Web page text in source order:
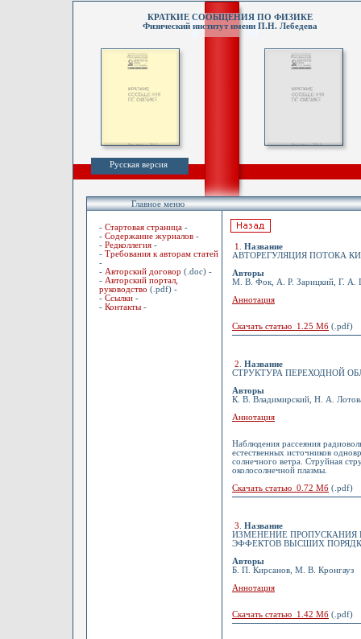
КРАТКИЕ СООБЩЕНИЯ ПО ФИЗИКЕ
Физический институт имени П.Н. Лебедева
Русская версия
Главное меню
- Стартовая страница -
- Содержание журналов -
- Редколлегия -
- Требования к авторам статей
-
- Авторский договор (.doc) -
- Авторский портал,
руководство (.pdf) -
- Ссылки -
- Контакты -
1
Название
АВТОРЕГУЛЯЦИЯ ПОТОКА
Авторы
М. В. Фок, А. Р. Зарицкий, Г. А.
Аннотация
Скачать статью 1.25 Мб (.pdf)
2
Название
СТРУКТУРА ПЕРЕХОДНОЙ
Авторы
К. В. Владимирский, Н. А.
Аннотация
Наблюдения рассеяния
естественных источников
солнечного ветра. Струйная
околосолнечной плазмы.
Скачать статью 0.72 Мб (.pdf)
3
Название
ИЗМЕНЕНИЕ ПРОПУСКАНИЯ
ЭФФЕКТОВ ВЫСШИХ
Авторы
Б. П. Кирсанов, М. В. Кронгауз
Аннотация
Скачать статью 1.42 Мб (.pdf)